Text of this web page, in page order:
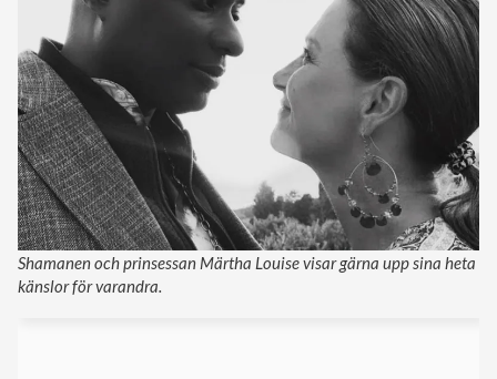
Shamanen och prinsessan Märtha Louise visar gärna upp sina heta
känslor för varandra.